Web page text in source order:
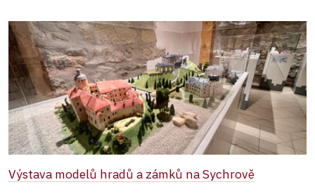
Výstava modelů hradů a zámků na Sychrově